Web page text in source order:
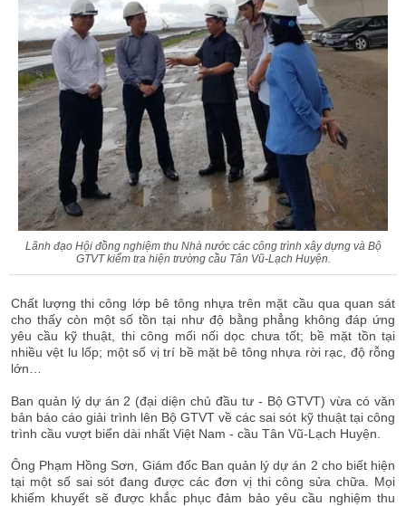
Lãnh đạo Hội đồng nghiệm thu Nhà nước các công trình xây dựng và Bộ
GTVT kiểm tra hiện trường cầu Tân Vũ-Lạch Huyện.
Chất lượng thi công lớp bê tông nhựa trên mặt cầu qua quan sát
cho thấy còn một số tồn tại như độ bằng phẳng không đáp ứng
yêu cầu kỹ thuật, thi công mối nối dọc chưa tốt; bề mặt tồn tại
nhiều vệt lu lốp; một số vị trí bề mặt bê tông nhựa rời rạc, độ rỗng
lớn…
Ban quản lý dự án 2 (đại diện chủ đầu tư - Bộ GTVT) vừa có văn
bản báo cáo giải trình lên Bộ GTVT về các sai sót kỹ thuật tại công
trình cầu vượt biển dài nhất Việt Nam - cầu Tân Vũ-Lạch Huyện.
Ông Phạm Hồng Sơn, Giám đốc Ban quản lý dự án 2 cho biết hiện
tại một số sai sót đang được các đơn vị thi công sửa chữa. Mọi
khiếm khuyết sẽ được khắc phục đảm bảo yêu cầu nghiệm thu